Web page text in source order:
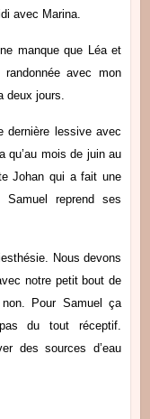
avec Marina.
manque que Léa et
avec mon
deux jours.
dernière lessive avec
qu’au mois de juin au
Johan qui a fait une
reprend ses
Nous devons
notre petit bout de
Pour Samuel ça
du tout réceptif.
des sources d’eau